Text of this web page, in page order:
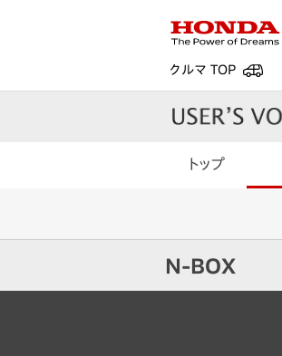
クルマ TOP
トップ
N-BOX